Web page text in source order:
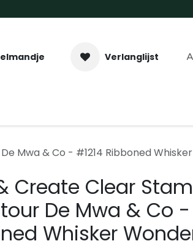
Verlanglijst
Mwa & Co - #1214 Ribboned
Create Clear
De Mwa & Co -
Whisker